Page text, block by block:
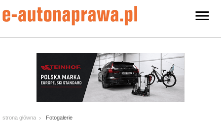
strona główna Fotogalerie